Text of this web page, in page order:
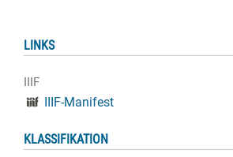
LINKS
IIIF
IIIF-Manifest
KLASSIFIKATION